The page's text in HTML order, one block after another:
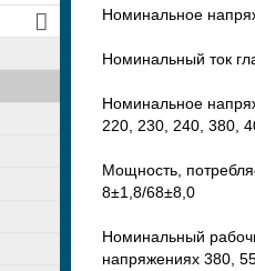
Номинальное
Номинальный ток
Номинальное
220, 230, 240, 380,
Мощность,
8±1,8/68±8,0
Номинальный
напряжениях 380,